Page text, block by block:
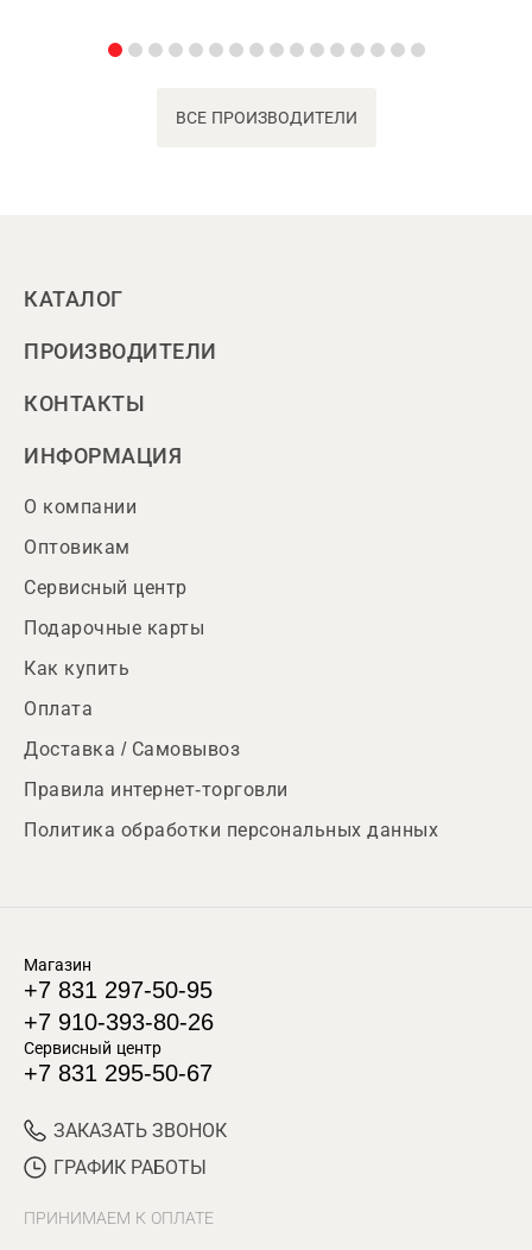
ВСЕ ПРОИЗВОДИТЕЛИ
КАТАЛОГ
ПРОИЗВОДИТЕЛИ
КОНТАКТЫ
ИНФОРМАЦИЯ
О компании
Оптовикам
Сервисный центр
Подарочные карты
Как купить
Оплата
Доставка / Самовывоз
Правила интернет-торговли
Политика обработки персональных данных
Магазин
+7 831 297-50-95
+7 910-393-80-26
Сервисный центр
+7 831 295-50-67
ЗАКАЗАТЬ ЗВОНОК
ГРАФИК РАБОТЫ
ПРИНИМАЕМ К ОПЛАТЕ